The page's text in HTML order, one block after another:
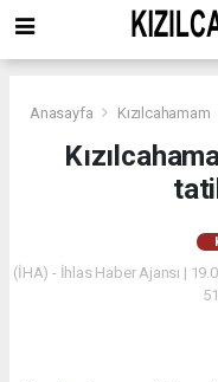
Anasayfa Kızılcahamam
(İHA) - İhlas Haber Ajansı |